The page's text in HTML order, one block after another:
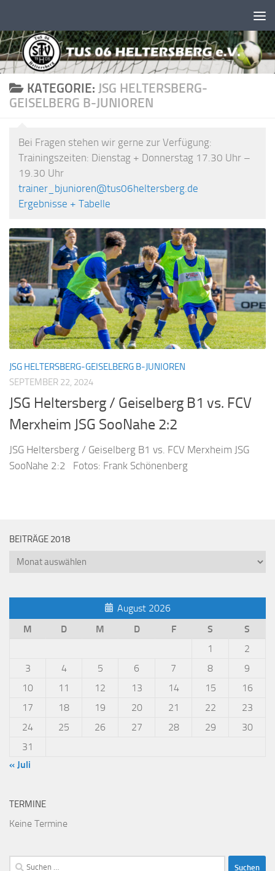
KATEGORIE: JSG HELTERSBERG-
GEISELBERG B-JUNIOREN
Bei Fragen stehen wir gerne zur Verfügung:
Trainingszeiten: Dienstag + Donnerstag 17.30 Uhr –
19.30 Uhr
trainer_bjunioren@tus06heltersberg.de
Ergebnisse + Tabelle
JSG HELTERSBERG-GEISELBERG B-JUNIOREN
SEPTEMBER 22, 2024
JSG Heltersberg / Geiselberg B1 vs. FCV
Merxheim JSG SooNahe 2:2
JSG Heltersberg / Geiselberg B1 vs. FCV Merxheim JSG
SooNahe 2:2 Fotos: Frank Schönenberg
BEITRÄGE 2018
Beiträge
August 2026
M
D M D F S
S
1
2
3
4 5 6 7 8
9
10
11 12 13 14 15
16
17
18 19 20 21 22
23
24
25 26 27 28 29
30
31
« Juli
TERMINE
Keine Termine
Suchen